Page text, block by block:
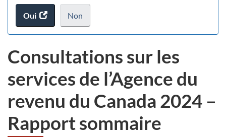
Oui
accéder
au
Non
je
veux
pas
participer
au
sondage
du
site
web,
.
Consultations sur les
services de l’Agence du
revenu du Canada 2024 –
Rapport sommaire